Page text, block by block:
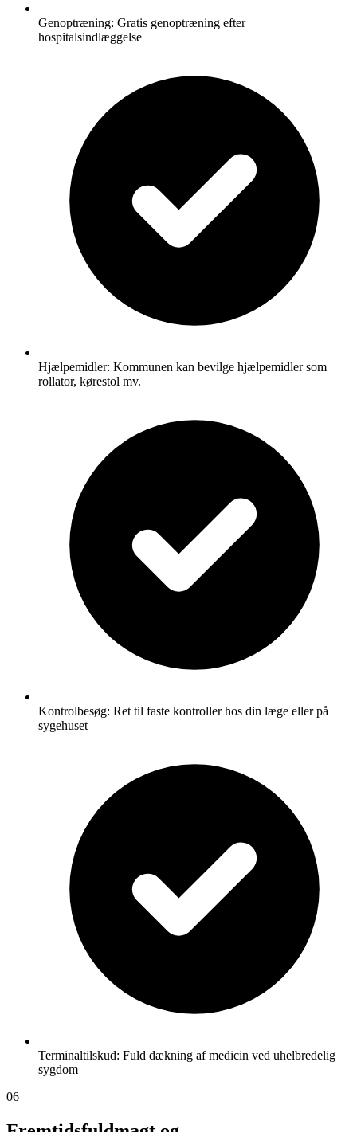
Genoptræning: Gratis genoptræning efter
hospitalsindlæggelse
Hjælpemidler: Kommunen kan bevilge hjælpemidler som
rollator, kørestol mv.
Kontrolbesøg: Ret til faste kontroller hos din læge eller på
sygehuset
Terminaltilskud: Fuld dækning af medicin ved uhelbredelig
sygdom
06